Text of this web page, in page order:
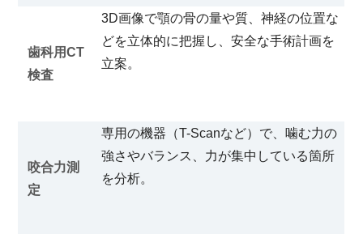
歯科用CT
検査
3D画像で顎の骨の量や質、神経の位置な
どを立体的に把握し、安全な手術計画を
立案。
咬合力測
定
専用の機器（T-Scanなど）で、噛む力の
強さやバランス、力が集中している箇所
を分析。